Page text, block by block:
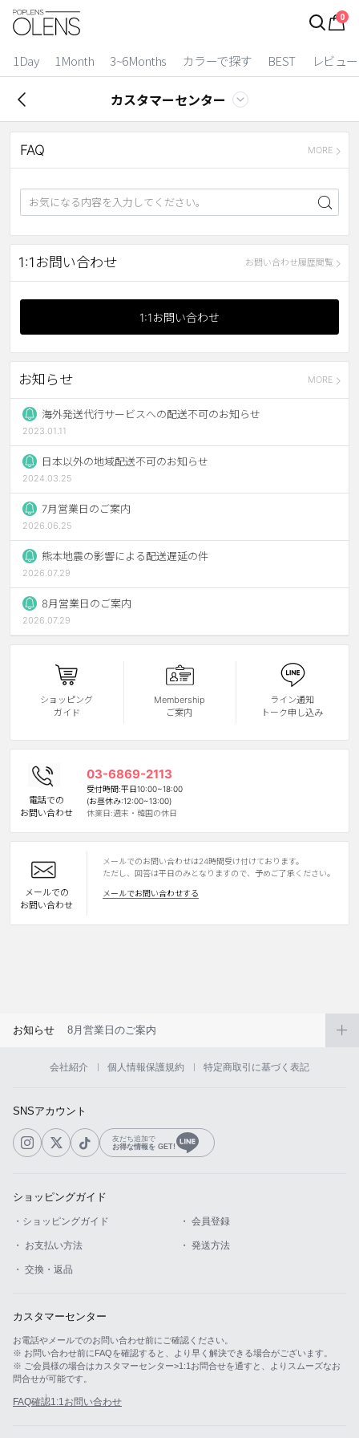
0
1Day 1Month 3~6Months カラーで探す BEST レビュー
ログイン
カラコン比較
今月限定特典
ベスト
カラコン
1 Day
カラー
ブラウン
グレー
ブラック
ヘーゼル
グリーン
ブルー
ピンク
透明
ハロウィンカラコン
ケア用品
レビュー
EYEしてる
総合掲示板
カスタマーサービス
ショッピングガイド
INSTAGRAM TWITTER LINE FACEBOOK
カスタマーセンター
FAQ MORE
1:1お問い合わせ
1:1お問い合わせ
お問い合わせ履歴閲覧
お知らせ
海外発送代行サービスへの配送不可のお知らせ
2023.01.11
日本以外の地域配送不可のお知らせ
2024.03.25
7月営業日のご案内
2026.06.25
熊本地震の影響による配送遅延の件
2026.07.29
8月営業日のご案内
2026.07.29
MORE
ショッピング
ガイド
Membership
ご案内
ライン通知
トーク申し込み
電話での
お問い合わせ
03-6869-2113
受付時間:平日10:00~18:00
(お昼休み:12:00~13:00)
休業日:週末・韓国の休日
メールでの
お問い合わせ
メールでのお問い合わせは24時間受け付けております。
ただし、回答は平日のみとなりますので、予めご了承ください。
メールでお問い合わせする
お知らせ 8月営業日のご案内
会社紹介 個人情報保護規約 特定商取引に基づく表記
SNSアカウント
友だち追加で
お得な情報を GET!
ショッピングガイド
・ショッピングガイド ・ 会員登録
・ お支払い方法 ・ 発送方法
・ 交換・返品
カスタマーセンター
お電話やメールでのお問い合わせ前にご確認ください。
※ お問い合わせ前にFAQを確認すると、より早く解決できる場合がございます。
※ ご会員様の場合はカスタマーセンター>1:1お問合せを通すと、よりスムーズなお
問合せが可能です。
FAQ確認1:1お問い合わせ